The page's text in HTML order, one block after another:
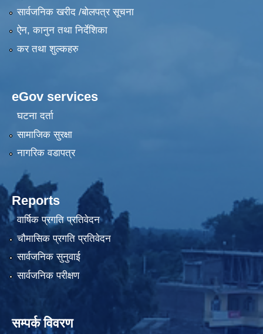
सार्वजनिक खरीद /बोलपत्र सूचना
ऐन, कानुन तथा निर्देशिका
कर तथा शुल्कहरु
eGov services
घटना दर्ता
सामाजिक सुरक्षा
नागरिक वडापत्र
Reports
वार्षिक प्रगति प्रतिवेदन
चौमासिक प्रगति प्रतिवेदन
सार्वजनिक सुनुवाई
सार्वजनिक परीक्षण
सम्पर्क विवरण